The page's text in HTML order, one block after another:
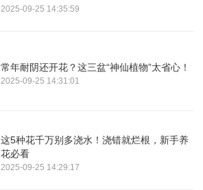
2025-09-25 14:35:59
常年耐阴还开花？这三盆“神仙植物”太省心！
2025-09-25 14:31:01
这5种花千万别多浇水！浇错就烂根，新手养
花必看
2025-09-25 14:29:17